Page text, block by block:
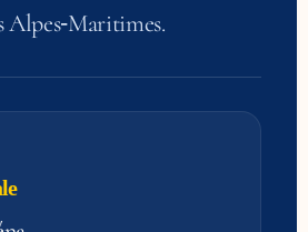
Alpes‑Maritimes.